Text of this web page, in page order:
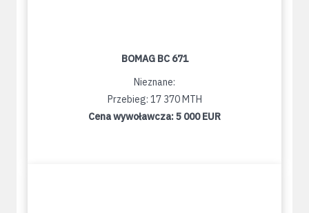
BOMAG BC 671
Nieznane:
Przebieg: 17 370 MTH
Cena wywoławcza:5 000 EUR